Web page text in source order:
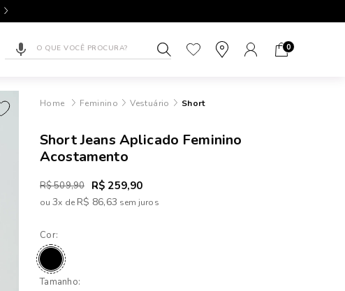
0
Feminino Vestuário Short
Short Jeans Aplicado Feminino
Acostamento
R$ 509,90 R$ 259,90
ou3x deR$ 86,63
Cor:
Tamanho: